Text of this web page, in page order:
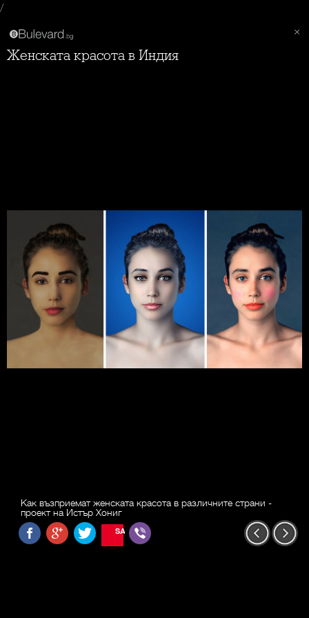
/
Женската красота в Индия
Как възприемат женската красота в различните страни -
проект на Истър Хониг
SAVE